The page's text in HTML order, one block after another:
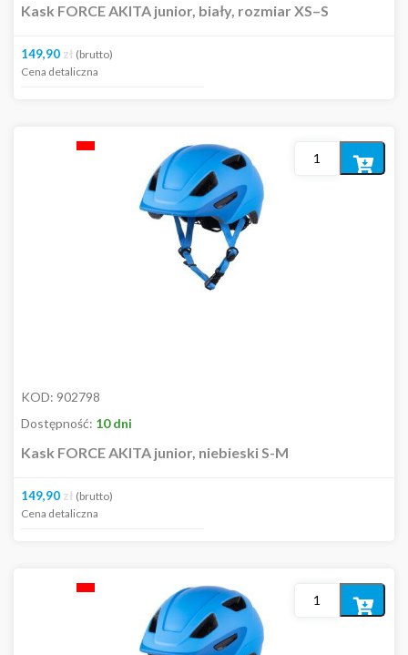
Kask FORCE AKITA junior, biały, rozmiar XS–S
149,90 zł (brutto)
Cena detaliczna
KOD: 902798
Dostępność: 10 dni
Kask FORCE AKITA junior, niebieski S-M
149,90 zł (brutto)
Cena detaliczna
Dodaj
Dodaj